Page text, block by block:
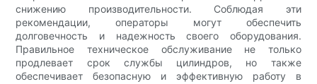
снижению производительности. Соблюдая эти
рекомендации, операторы могут обеспечить
долговечность и надежность своего оборудования.
Правильное техническое обслуживание не только
продлевает срок службы цилиндров, но также
обеспечивает безопасную и эффективную работу в